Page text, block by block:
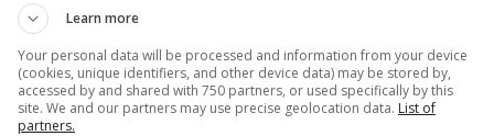
Learn more
Your personal data will be processed and information from your device
(cookies, unique identifiers, and other device data) may be stored by,
accessed by and shared with 750 partners, or used specifically by this
site. We and our partners may use precise geolocation data. List of
partners.